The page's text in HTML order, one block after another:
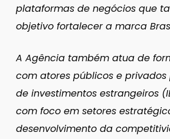
plataformas de negócios que
objetivo fortalecer a marca
A Agência também atua de
com atores públicos e
de investimentos estrangeiros
com foco em setores
desenvolvimento da